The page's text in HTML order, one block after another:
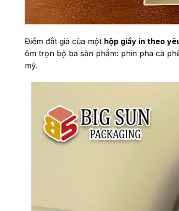
Điểm đắt giá của một hộp giấy in theo
ôm trọn bộ ba sản phẩm: phin pha cà
mỹ.